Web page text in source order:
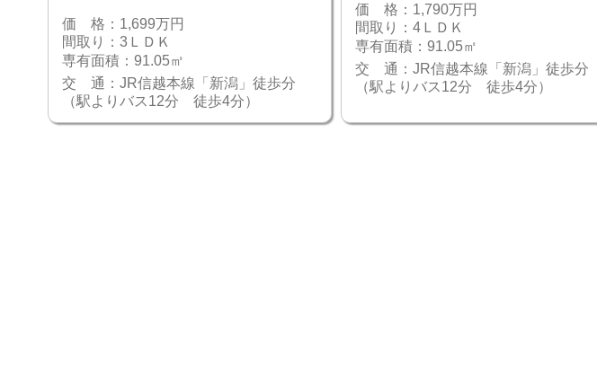
価 格： 1,699万円
間取り： 3ＬＤＫ
専有面積： 91.05㎡
交 通： JR信越本線「新潟」徒歩分
（駅よりバス12分 徒歩4分）
価 格： 1,790万円
間取り：4ＬＤＫ
専有面積：91.05㎡
交 通：JR信越本線「新潟」徒歩分
（駅よりバス12分 徒歩4分）